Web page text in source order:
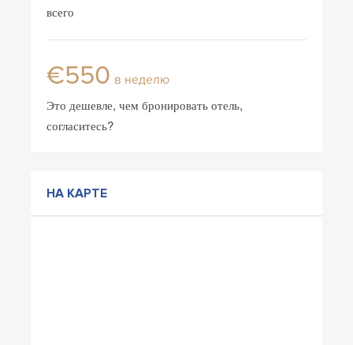
всего
€550 в неделю
Это дешевле, чем бронировать отель,
согласитесь?
НА КАРТЕ